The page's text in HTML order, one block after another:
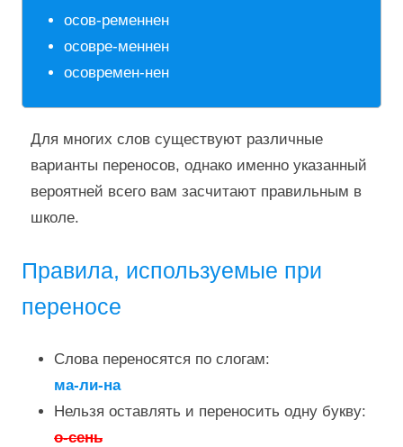
осов-ременнен
осовре-меннен
осовремен-нен
Для многих слов существуют различные
варианты переносов, однако именно указанный
вероятней всего вам засчитают правильным в
школе.
Правила, используемые при
переносе
Слова переносятся по слогам:
ма-ли-на
Нельзя оставлять и переносить одну букву:
о-сень